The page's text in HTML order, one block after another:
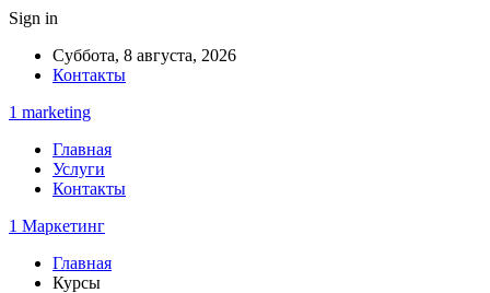
Sign in
Суббота, 8 августа, 2026
Контакты
1 marketing
Главная
Услуги
Контакты
1 Маркетинг
Главная
Курсы